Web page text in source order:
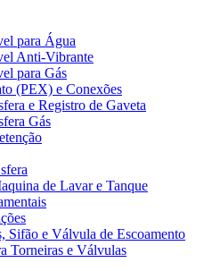
para Água
Anti-Vibrante
para Gás
(PEX) e Conexões
e Registro de Gaveta
Gás
de Lavar e Tanque
Sifão e Válvula de Escoamento
Torneiras e Válvulas